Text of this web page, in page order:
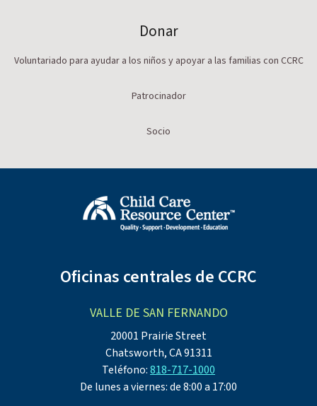
Donar
Voluntariado para ayudar a los niños y apoyar a las familias con CCRC
Patrocinador
Socio
Oficinas centrales de CCRC
VALLE DE SAN FERNANDO
20001 Prairie Street
Chatsworth, CA 91311
Teléfono:818-717-1000
De lunes a viernes: de 8:00 a 17:00